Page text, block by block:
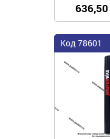
636,50
Код 78601